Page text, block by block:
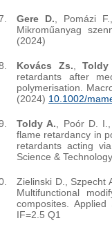
Gere D. , Pomázi
Mikroműanyag
(2024)
Kovács Zs.
retardants after
polymerisation.
(2024) 10.1002/
Toldy A. , Poór D.
flame retardancy in
retardants acting
Science &
Zielinski D., Szpecht
Multifunctional
composites.
IF=2.5 Q1